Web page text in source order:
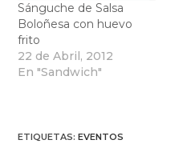
Sánguche de Salsa
Boloñesa con huevo
frito
22 de Abril, 2012
En "Sandwich"
ETIQUETAS:EVENTOS